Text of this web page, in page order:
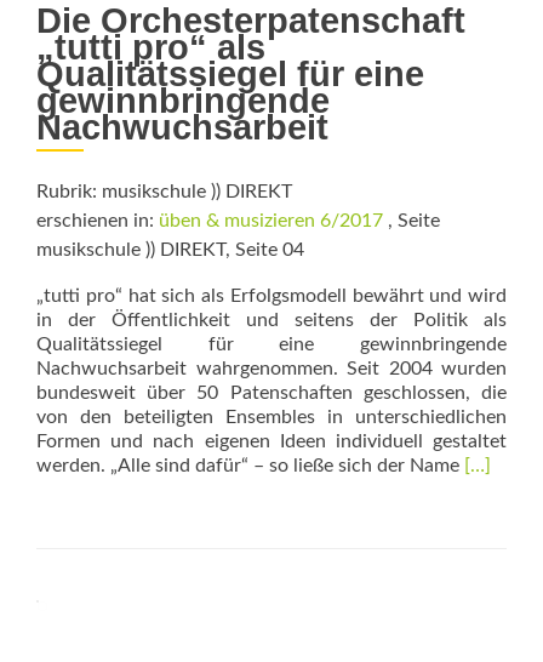
Die Orchesterpatenschaft
„tutti pro“ als
Qualitätssiegel für eine
gewinnbringende
Nachwuchsarbeit
Rubrik: musikschule )) DIREKT
erschienen in: üben & musizieren 6/2017 , Seite
musikschule )) DIREKT, Seite 04
„tutti pro“ hat sich als Erfolgsmodell be­währt und wird
in der Öffentlichkeit und seitens der Politik als
Qualitätssiegel für eine gewinnbringende
Nachwuchsarbeit wahrgenommen. Seit 2004 wurden
bundesweit über 50 Patenschaften geschlossen, die
von den beteiligten Ensembles in unterschiedlichen
Formen und nach eigenen Ideen individuell gestaltet
werden. „Alle sind dafür“ – so ließe sich der Name Read
[…]